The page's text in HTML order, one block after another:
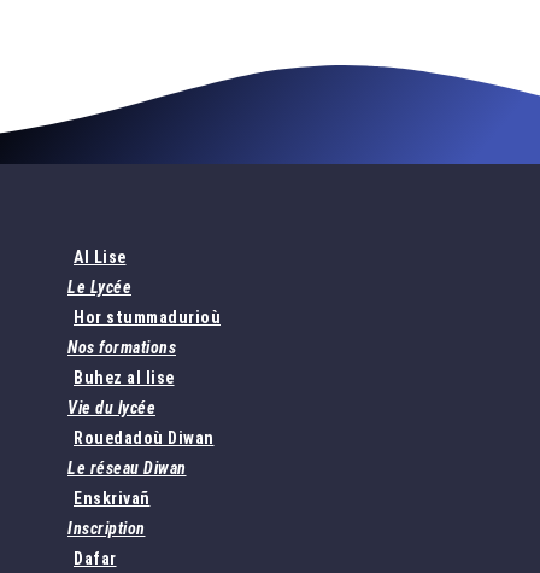
Al Lise
Le Lycée
Hor stummadurioù
Nos formations
Buhez al lise
Vie du lycée
Rouedadoù Diwan
Le réseau Diwan
Enskrivañ
Inscription
Dafar